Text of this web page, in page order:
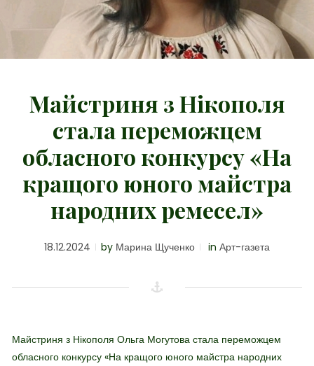
Майстриня з Нікополя
стала переможцем
обласного конкурсу «На
кращого юного майстра
народних ремесел»
18.12.2024 by Марина Щученко in Арт-газета
Майстриня з Нікополя Ольга Могутова стала переможцем
обласного конкурсу «На кращого юного майстра народних